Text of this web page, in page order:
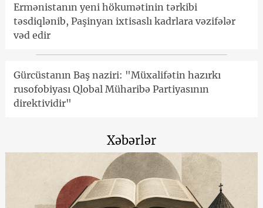
Ermənistanın yeni hökumətinin tərkibi
təsdiqlənib, Paşinyan ixtisaslı kadrlara vəzifələr
vəd edir
Gürcüstanın Baş naziri: "Müxalifətin hazırkı
rusofobiyası Qlobal Müharibə Partiyasının
direktividir"
Xəbərlər